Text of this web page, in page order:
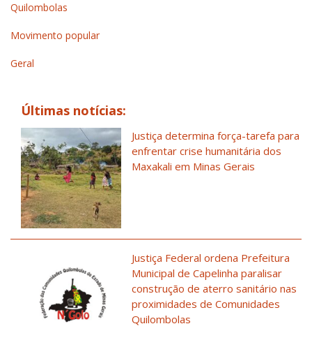
Quilombolas
Movimento popular
Geral
Últimas notícias:
Justiça determina força-tarefa para
enfrentar crise humanitária dos
Maxakali em Minas Gerais
Justiça Federal ordena Prefeitura
Municipal de Capelinha paralisar
construção de aterro sanitário nas
proximidades de Comunidades
Quilombolas